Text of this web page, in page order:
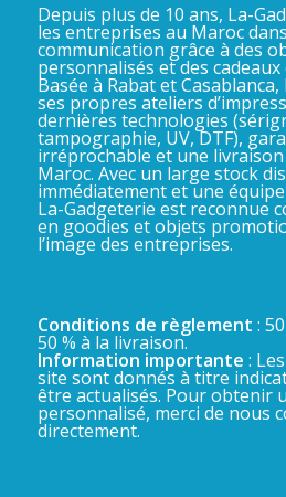
Depuis plus de 10 ans, La-
les entreprises au Maroc
communication grâce à des
personnalisés et des cadeaux
Basée à Rabat et Casablanca,
ses propres ateliers
dernières technologies
tampographie, UV, DTF),
irréprochable et une
Maroc. Avec un large stock
immédiatement et une
La-Gadgeterie est reconnue
en goodies et objets
l’image des entreprises.
Conditions de règlement :
50 % à la livraison.
Information importante :
site sont donnés à titre
être actualisés. Pour obtenir
personnalisé, merci de nous
directement.